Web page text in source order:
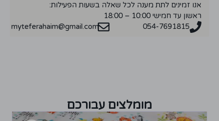
אנו זמינים לתת מענה לכל שאלה בשעות הפעילות:
ראשון עד חמישי 10:00 – 18:00
054-7691815
myteferahaim@gmail.com
מומלצים עבורכם